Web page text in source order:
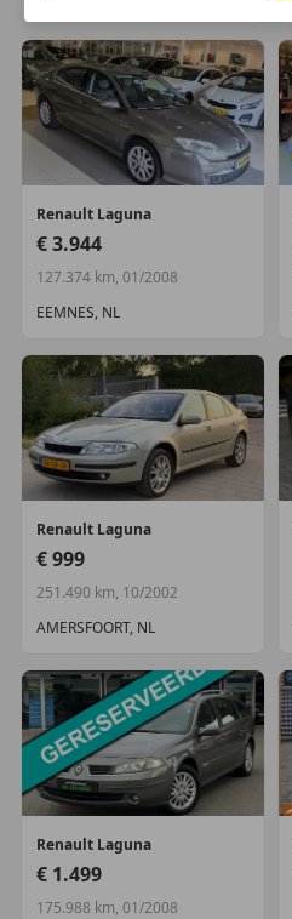
Renault Laguna
€ 3.944
127.374 km, 01/2008
EEMNES, NL
Renault Laguna
€ 999
251.490 km, 10/2002
AMERSFOORT, NL
Renault Laguna
€ 1.499
175.988 km, 01/2008